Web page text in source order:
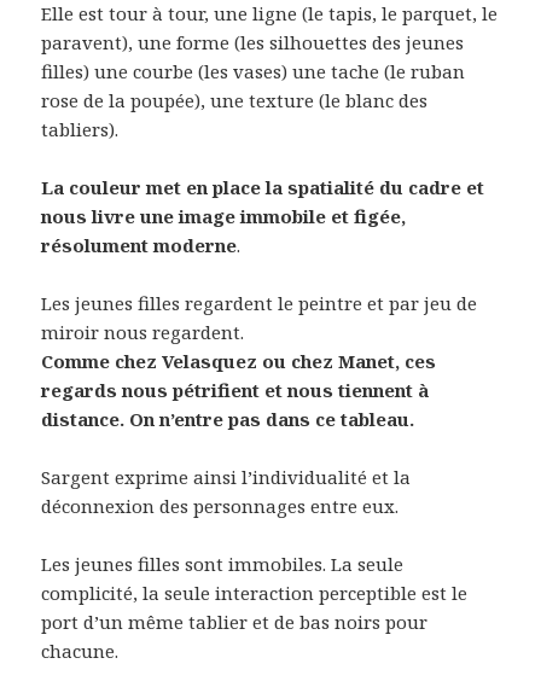
Elle est tour à tour, une ligne (le tapis, le parquet, le
paravent), une forme (les silhouettes des jeunes
filles) une courbe (les vases) une tache (le ruban
rose de la poupée), une texture (le blanc des
tabliers).
La couleur met en place la spatialité du cadre et
nous livre une image immobile et figée,
résolument moderne.
Les jeunes filles regardent le peintre et par jeu de
miroir nous regardent.
Comme chez Velasquez ou chez Manet, ces
regards nous pétrifient et nous tiennent à
distance. On n’entre pas dans ce tableau.
Sargent exprime ainsi l’individualité et la
déconnexion des personnages entre eux.
Les jeunes filles sont immobiles. La seule
complicité, la seule interaction perceptible est le
port d’un même tablier et de bas noirs pour
chacune.